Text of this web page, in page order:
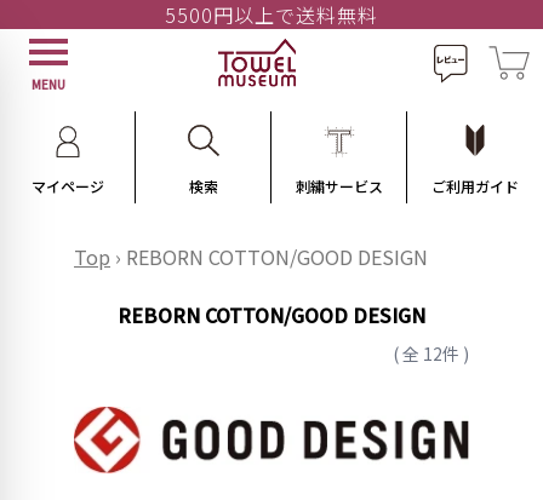
5500円以上で送料無料
MENU
マイページ 検索 刺繍サービス ご利用ガイド
Top › REBORN COTTON/GOOD DESIGN
REBORN COTTON/GOOD DESIGN
( 全 12件 )